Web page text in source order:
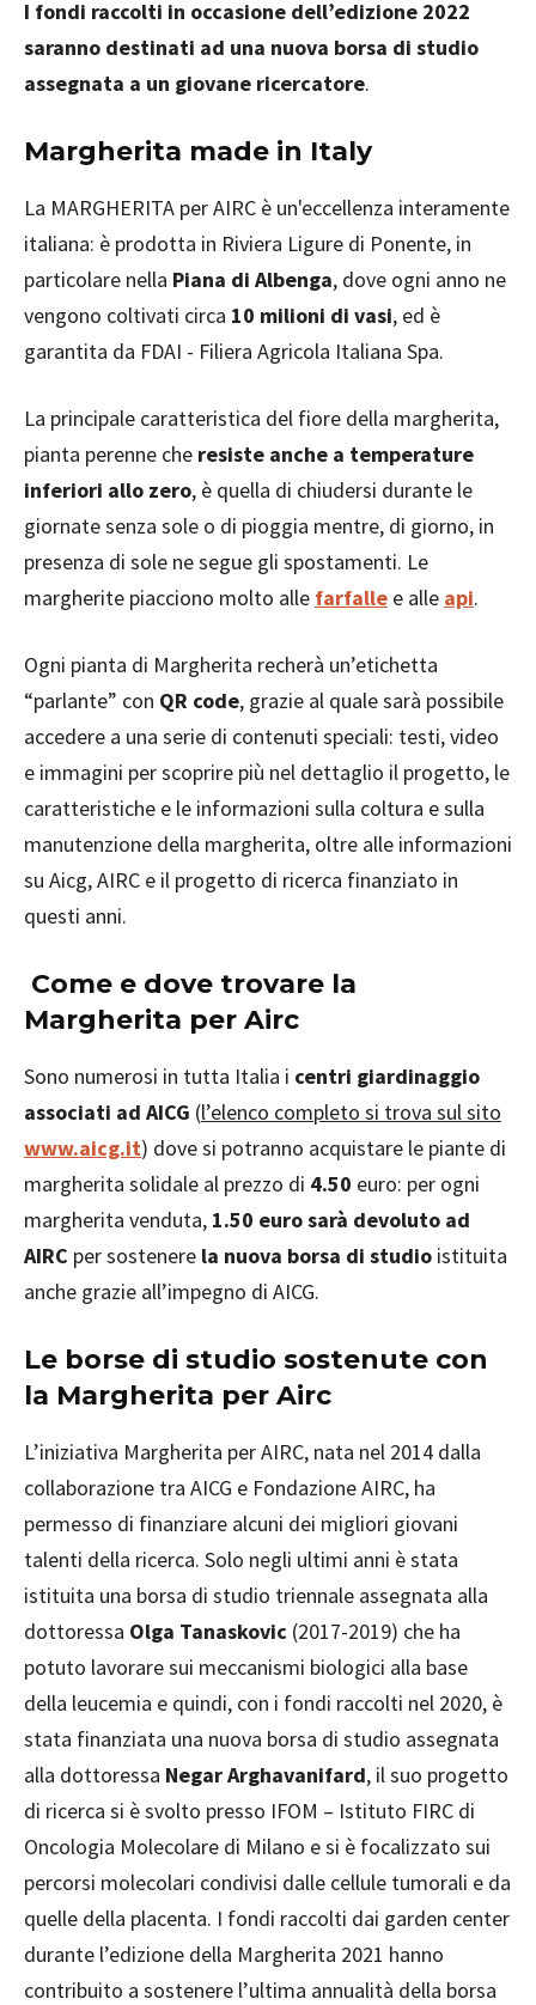
I fondi raccolti in occasione dell’edizione 2022
saranno destinati ad una nuova borsa di studio
assegnata a un giovane ricercatore.
Margherita made in Italy
La MARGHERITA per AIRC è un'eccellenza interamente
italiana: è prodotta in Riviera Ligure di Ponente, in
particolare nella Piana di Albenga, dove ogni anno ne
vengono coltivati circa 10 milioni di vasi, ed è
garantita da FDAI - Filiera Agricola Italiana Spa.
La principale caratteristica del fiore della margherita,
pianta perenne che resiste anche a temperature
inferiori allo zero, è quella di chiudersi durante le
giornate senza sole o di pioggia mentre, di giorno, in
presenza di sole ne segue gli spostamenti. Le
margherite piacciono molto alle farfalle e alle api.
Ogni pianta di Margherita recherà un’etichetta
“parlante” con QR code, grazie al quale sarà possibile
accedere a una serie di contenuti speciali: testi, video
e immagini per scoprire più nel dettaglio il progetto, le
caratteristiche e le informazioni sulla coltura e sulla
manutenzione della margherita, oltre alle informazioni
su Aicg, AIRC e il progetto di ricerca finanziato in
questi anni.
Come e dove trovare la
Margherita per Airc
Sono numerosi in tutta Italia i centri giardinaggio
associati ad AICG (l’elenco completo si trova sul sito
www.aicg.it) dove si potranno acquistare le piante di
margherita solidale al prezzo di 4.50 euro: per ogni
margherita venduta, 1.50 euro sarà devoluto ad
AIRC per sostenere la nuova borsa di studio istituita
anche grazie all’impegno di AICG.
Le borse di studio sostenute con
la Margherita per Airc
L’iniziativa Margherita per AIRC, nata nel 2014 dalla
collaborazione tra AICG e Fondazione AIRC, ha
permesso di finanziare alcuni dei migliori giovani
talenti della ricerca. Solo negli ultimi anni è stata
istituita una borsa di studio triennale assegnata alla
dottoressa Olga Tanaskovic (2017-2019) che ha
potuto lavorare sui meccanismi biologici alla base
della leucemia e quindi, con i fondi raccolti nel 2020, è
stata finanziata una nuova borsa di studio assegnata
alla dottoressa Negar Arghavanifard, il suo progetto
di ricerca si è svolto presso IFOM – Istituto FIRC di
Oncologia Molecolare di Milano e si è focalizzato sui
percorsi molecolari condivisi dalle cellule tumorali e da
quelle della placenta. I fondi raccolti dai garden center
durante l’edizione della Margherita 2021 hanno
contribuito a sostenere l’ultima annualità della borsa